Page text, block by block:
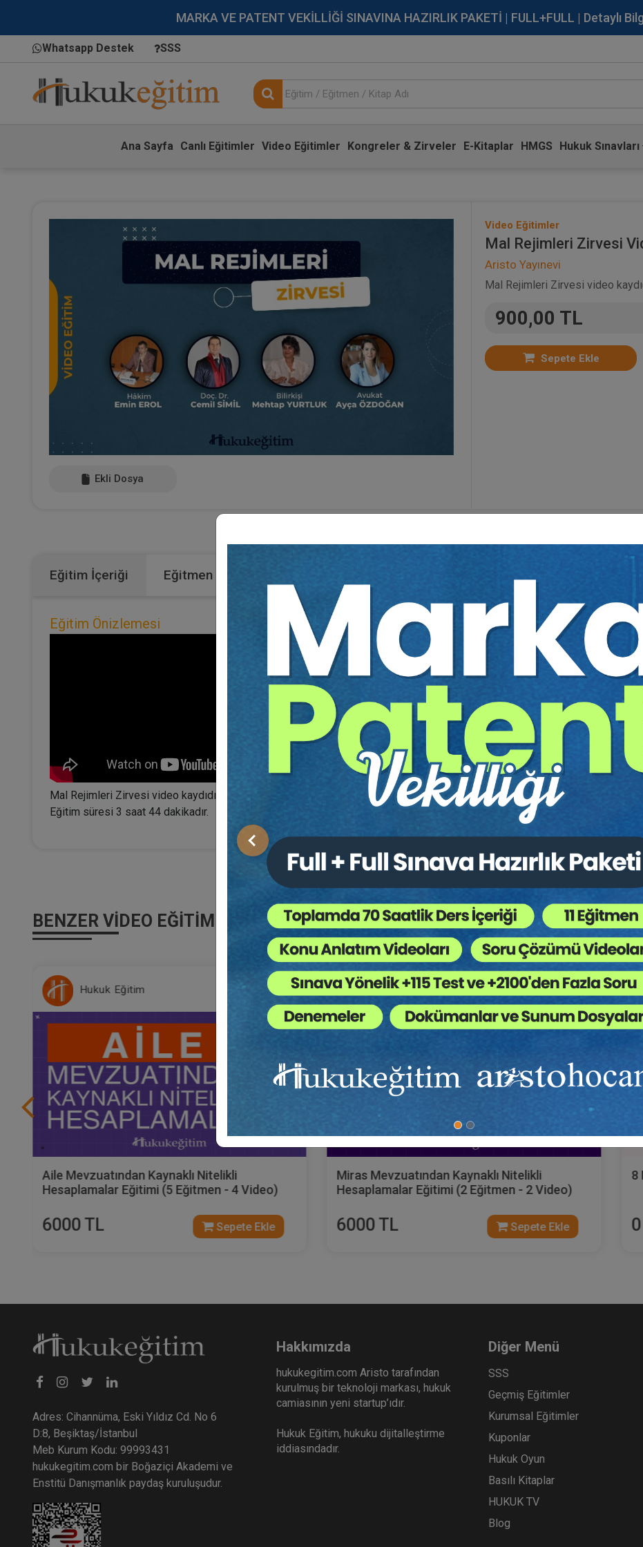
MARKA VE PATENT VEKİLLİĞİ SINAVINA HAZIRLIK PAKETİ | FULL+FULL | Detaylı
Whatsapp Destek SSS
Ana Sayfa Canlı Eğitimler Video Eğitimler Kongreler & Zirveler E-Kitaplar HMGS Hukuk Sınavları
Önceki
Ekli Dosya
Video Eğitimler
Mal Rejimleri Zirvesi
Aristo Yayınevi
Mal Rejimleri Zirvesi video
900,00 TL
Sepete Ekle
Eğitim İçeriği Eğitmen
Eğitim Önizlemesi
Mal Rejimleri Zirvesi video kaydıdır.
Eğitim süresi 3 saat 44 dakikadır.
BENZER VIDEO EĞITIMLER
Hukuk Eğitim
Miras Mevzuatından Kaynaklı Nitelikli
Hesaplamalar Eğitimi (2 Eğitmen - 2 Video)
6000 TL Sepete Ekle
Hukuk Eğitim
8 Mart Kadınlar Günü Özel Oturumu
0 TL Sepete Ekle
Adres: Cihannüma, Eski Yıldız Cd. No 6
D:8, Beşiktaş/İstanbul
Meb Kurum Kodu: 99993431
hukukegitim.com bir Boğaziçi Akademi ve
Enstitü Danışmanlık paydaş kuruluşudur.
Hakkımızda
hukukegitim.com Aristo tarafından
kurulmuş bir teknoloji markası, hukuk
camiasının yeni startup’ıdır.
Hukuk Eğitim, hukuku dijitalleştirme
iddiasındadır.
Diğer Menü
SSS
Geçmiş Eğitimler
Kurumsal Eğitimler
Kuponlar
Hukuk Oyun
Basılı Kitaplar
HUKUK TV
Blog